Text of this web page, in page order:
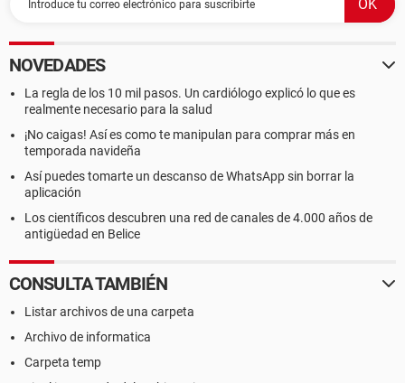
NOVEDADES
La regla de los 10 mil pasos. Un cardiólogo explicó lo que es
realmente necesario para la salud
¡No caigas! Así es como te manipulan para comprar más en
temporada navideña
Así puedes tomarte un descanso de WhatsApp sin borrar la
aplicación
Los científicos descubren una red de canales de 4.000 años de
antigüedad en Belice
CONSULTA TAMBIÉN
Listar archivos de una carpeta
Archivo de informatica
Carpeta temp